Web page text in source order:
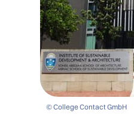
© College Contact GmbH